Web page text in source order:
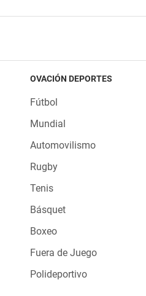
OVACIÓN DEPORTES
Fútbol
Mundial
Automovilismo
Rugby
Tenis
Básquet
Boxeo
Fuera de Juego
Polideportivo